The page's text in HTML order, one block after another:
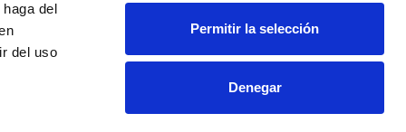
del
del uso
Permitir la selección
Denegar